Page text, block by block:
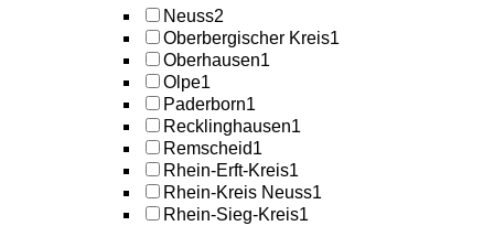
Neuss2
Oberbergischer Kreis1
Oberhausen1
Olpe1
Paderborn1
Recklinghausen1
Remscheid1
Rhein-Erft-Kreis1
Rhein-Kreis Neuss1
Rhein-Sieg-Kreis1